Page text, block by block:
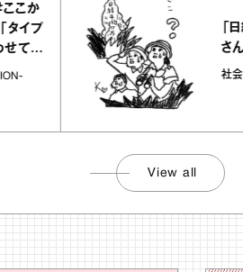
「日経平均
さんが解説
社会のじかん
View all